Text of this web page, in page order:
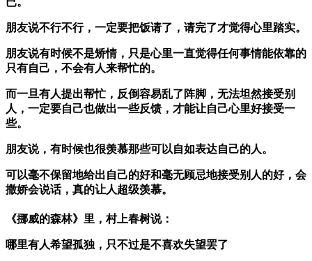
朋友说不行不行，一定要把饭请了，请完了才觉得心里踏实。
朋友说有时候不是矫情，只是心里一直觉得任何事情能依靠的
只有自己，不会有人来帮忙的。
而一旦有人提出帮忙，反倒容易乱了阵脚，无法坦然接受别
人，一定要自己也做出一些反馈，才能让自己心里好接受一
些。
朋友说，有时候也很羡慕那些可以自如表达自己的人。
可以毫不保留地给出自己的好和毫无顾忌地接受别人的好，会
撒娇会说话，真的让人超级羡慕。
《挪威的森林》里，村上春树说：
哪里有人希望孤独，只不过是不喜欢失望罢了